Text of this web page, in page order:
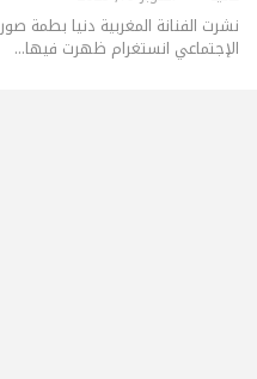
نشرت الفنانة المغربية دنيا بطمة
الإجتماعي انستغرام ظهرت فيها...